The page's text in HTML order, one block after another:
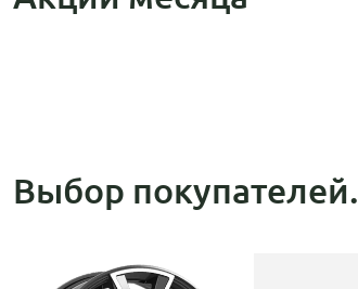
Выбор покупателей.